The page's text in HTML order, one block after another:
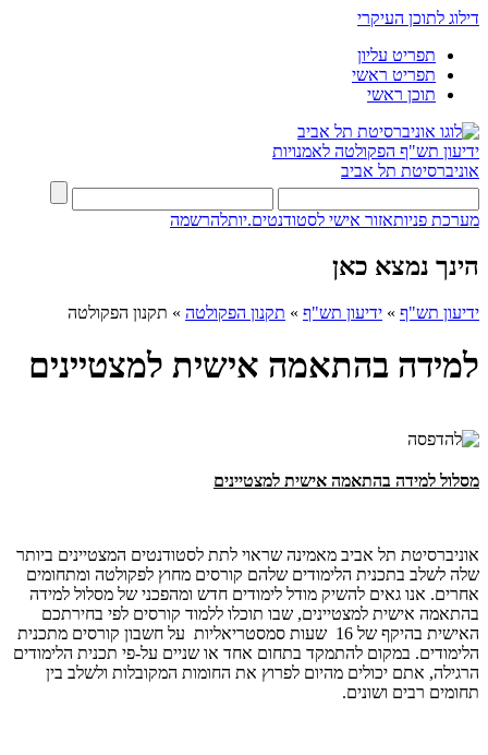
דילוג לתוכן העיקרי
תפריט עליון
תפריט ראשי
תוכן ראשי
ידיעון תש"ף הפקולטה לאמנויות
אוניברסיטת תל אביב
מערכת פניותאזור אישי לסטודנטים.יותלהרשמה
הינך נמצא כאן
ידיעון תש"ף » ידיעון תש"ף » תקנון הפקולטה » תקנון הפקולטה
למידה בהתאמה אישית למצטיינים
מסלול למידה בהתאמה אישית למצטיינים
אוניברסיטת תל אביב מאמינה שראוי לתת לסטודנטים המצטיינים ביותר
שלה לשלב בתכנית הלימודים שלהם קורסים מחוץ לפקולטה ומתחומים
אחרים. אנו גאים להשיק מודל לימודים חדש ומהפכני של מסלול למידה
בהתאמה אישית למצטיינים, שבו תוכלו ללמוד קורסים לפי בחירתכם
האישית בהיקף של 16 שעות סמסטריאליות על חשבון קורסים מתכנית
הלימודים. במקום להתמקד בתחום אחד או שניים על-פי תכנית הלימודים
הרגילה, אתם יכולים מהיום לפרוץ את החומות המקובלות ולשלב בין
תחומים רבים ושונים.